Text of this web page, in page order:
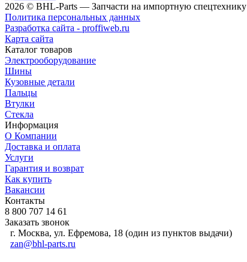
2026 © BHL-Parts — Запчасти на импортную спецтехнику
Политика персональных данных
Разработка сайта - proffiweb.ru
Карта сайта
Каталог товаров
Электрооборудование
Шины
Кузовные детали
Пальцы
Втулки
Стекла
Информация
О Компании
Доставка и оплата
Услуги
Гарантия и возврат
Как купить
Вакансии
Контакты
8 800 707 14 61
Заказать звонок
г. Москва, ул. Ефремова, 18 (один из пунктов выдачи)
zan@bhl-parts.ru